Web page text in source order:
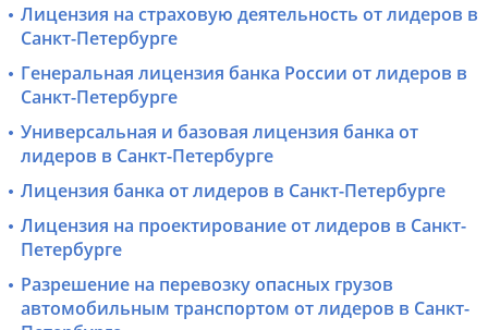
Лицензия на страховую деятельность от лидеров в
Санкт-Петербурге
Генеральная лицензия банка России от лидеров в
Санкт-Петербурге
Универсальная и базовая лицензия банка от
лидеров в Санкт-Петербурге
Лицензия банка от лидеров в Санкт-Петербурге
Лицензия на проектирование от лидеров в Санкт-
Петербурге
Разрешение на перевозку опасных грузов
автомобильным транспортом от лидеров в Санкт-